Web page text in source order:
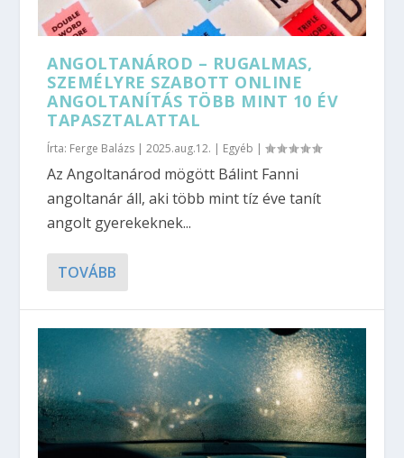
ANGOLTANÁROD – RUGALMAS,
SZEMÉLYRE SZABOTT ONLINE
ANGOLTANÍTÁS TÖBB MINT 10 ÉV
TAPASZTALATTAL
Írta: Ferge Balázs |2025.aug.12. | Egyéb |
Az Angoltanárod mögött Bálint Fanni
angoltanár áll, aki több mint tíz éve tanít
angolt gyerekeknek...
TOVÁBB